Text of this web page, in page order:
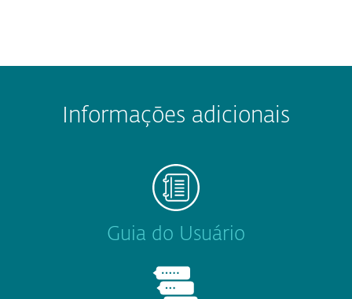
Informações adicionais
Guia do Usuário